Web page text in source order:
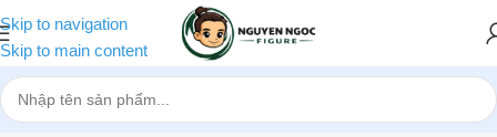
Skip to navigation
Skip to main content
Trang chủ»AST Studio